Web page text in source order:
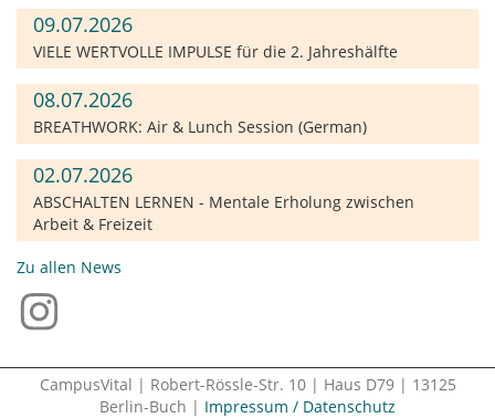
09.07.2026
VIELE WERTVOLLE IMPULSE für die 2. Jahreshälfte
08.07.2026
BREATHWORK: Air & Lunch Session (German)
02.07.2026
ABSCHALTEN LERNEN - Mentale Erholung zwischen
Arbeit & Freizeit
Zu allen News
CampusVital | Robert-Rössle-Str. 10 | Haus D79 | 13125
Berlin-Buch | Impressum / Datenschutz